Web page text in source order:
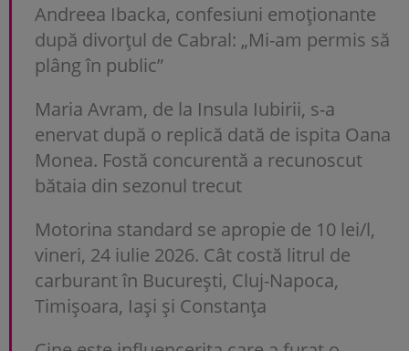
Andreea Ibacka, confesiuni emoționante
după divorțul de Cabral: „Mi-am permis să
plâng în public”
Maria Avram, de la Insula Iubirii, s-a
enervat după o replică dată de ispita Oana
Monea. Fostă concurentă a recunoscut
bătaia din sezonul trecut
Motorina standard se apropie de 10 lei/l,
vineri, 24 iulie 2026. Cât costă litrul de
carburant în București, Cluj-Napoca,
Timișoara, Iași și Constanța